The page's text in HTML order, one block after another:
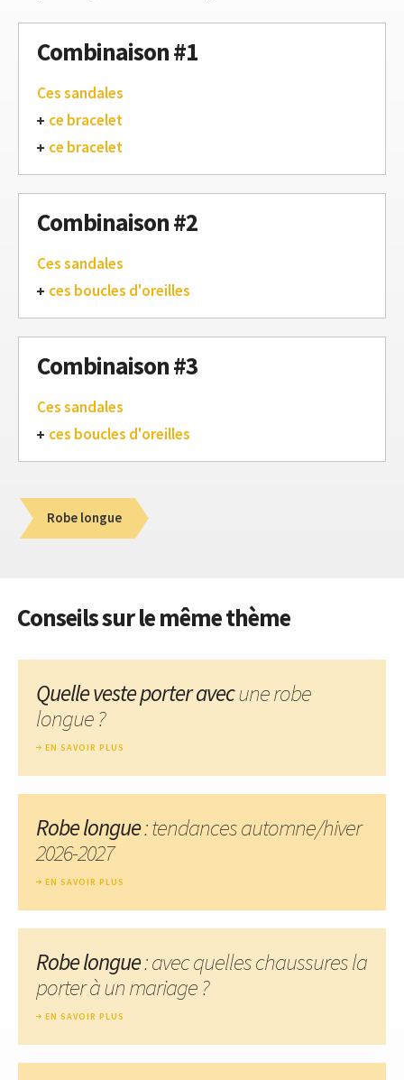
Combinaison #1
Ces sandales
ce bracelet
ce bracelet
Combinaison #2
Ces sandales
ces boucles d'oreilles
Combinaison #3
Ces sandales
ces boucles d'oreilles
Robe longue
Conseils sur le même thème
Quelle veste porter avecune robe
longue ?
EN SAVOIR PLUS
Robe longue: tendances automne/hiver
2026-2027
EN SAVOIR PLUS
Robe longue: avec quelles chaussures la
porter à un mariage ?
EN SAVOIR PLUS